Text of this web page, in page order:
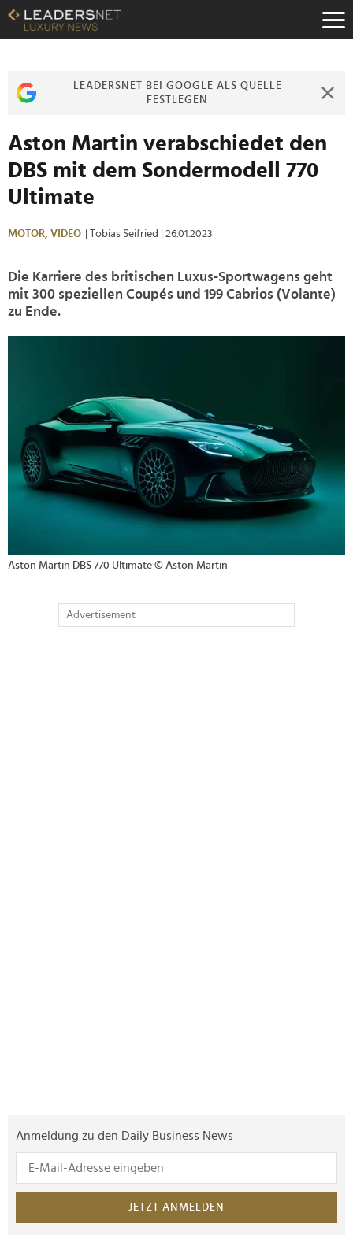
Zum
Inhalt
Zur
Zur
LEADERSNET BEI GOOGLE ALS QUELLE
FESTLEGEN
Aston Martin verabschiedet den
DBS mit dem Sondermodell 770
Ultimate
MOTOR, VIDEO | Tobias Seifried | 26.01.2023
Die Karriere des britischen Luxus-Sportwagens geht
mit 300 speziellen Coupés und 199 Cabrios (Volante)
zu Ende.
Aston Martin DBS 770 Ultimate © Aston Martin
Advertisement
Anmeldung zu den Daily Business News
JETZT ANMELDEN